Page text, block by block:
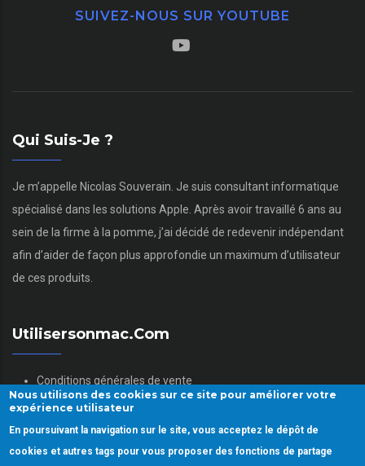
SUIVEZ-NOUS SUR YOUTUBE
Qui Suis-Je ?
Je m’appelle Nicolas Souverain. Je suis consultant informatique
spécialisé dans les solutions Apple. Après avoir travaillé 6 ans au
sein de la firme à la pomme, j’ai décidé de redevenir indépendant
afin d’aider de façon plus approfondie un maximum d’utilisateur
de ces produits.
Utilisersonmac.com
Conditions générales de vente
Mentions légales
Politique des données personnelles
Gestion des Cookies
Nous utilisons des cookies sur ce site pour améliorer votre
expérience utilisateur
En poursuivant la navigation sur le site, vous acceptez le dépôt de
cookies et autres tags pour vous proposer des fonctions de partage